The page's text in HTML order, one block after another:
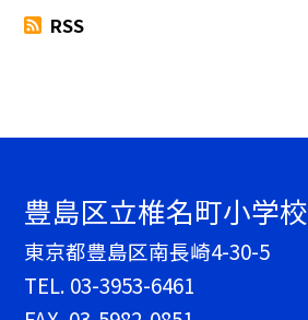
RSS
豊島区立椎名町小学校
東京都豊島区南長崎4-30-5
TEL. 03-3953-6461